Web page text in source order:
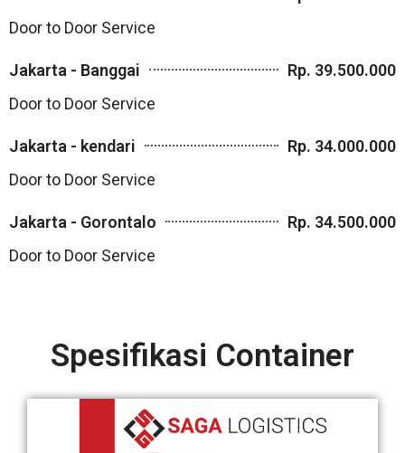
Door to Door Service
Jakarta - Banggai
Rp. 39.500.000
Door to Door Service
Jakarta - kendari
Rp. 34.000.000
Door to Door Service
Jakarta - Gorontalo
Rp. 34.500.000
Door to Door Service
Spesifikasi Container